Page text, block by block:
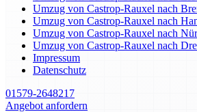
Umzug von Castrop-Rauxel nach
Umzug von Castrop-Rauxel nach
Umzug von Castrop-Rauxel nach
Umzug von Castrop-Rauxel nach
Impressum
Datenschutz
01579-2648217
Angebot anfordern